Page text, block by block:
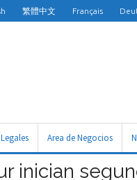
繁體中文 Français
Area de Negocios
inician